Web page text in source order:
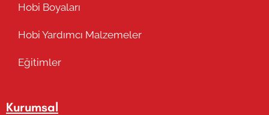
Hobi Boyaları
Hobi Yardımcı Malzemeler
Eğitimler
Kurumsal